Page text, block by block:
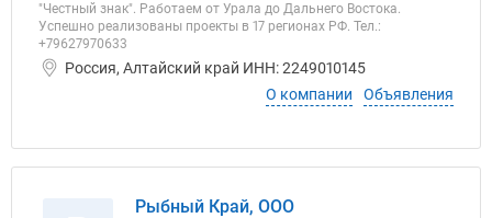
"Честный знак". Работаем от Урала до Дальнего Востока.
Успешно реализованы проекты в 17 регионах РФ. Тел.:
+79627970633
Россия, Алтайский край ИНН: 2249010145
О компании
Объявления
Рыбный Край, ООО